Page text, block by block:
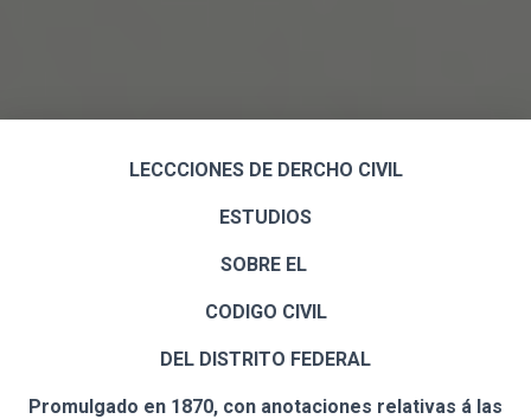
LECCCIONES DE DERCHO CIVIL
ESTUDIOS
SOBRE EL
CODIGO CIVIL
DEL DISTRITO FEDERAL
Promulgado en 1870, con anotaciones relativas á las